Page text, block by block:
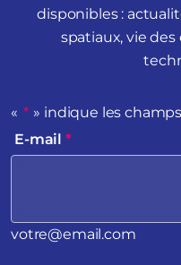
disponibles :
spatiaux, vie
« * » indique les
E-mail *
votre@email.com